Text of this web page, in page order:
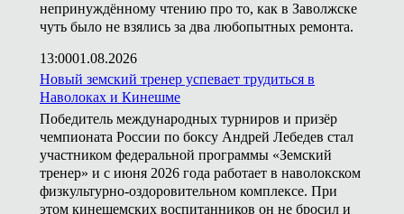
непринуждённому чтению про то, как в Заволжске
чуть было не взялись за два любопытных ремонта.
13:0001.08.2026
Новый земский тренер успевает трудиться в
Наволоках и Кинешме
Победитель международных турниров и призёр
чемпионата России по боксу Андрей Лебедев стал
участником федеральной программы «Земский
тренер» и с июня 2026 года работает в наволокском
физкультурно-оздоровительном комплексе. При
этом кинешемских воспитанников он не бросил и